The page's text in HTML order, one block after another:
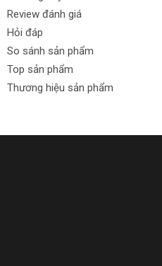
Review đánh giá
Hỏi đáp
So sánh sản phẩm
Top sản phẩm
Thương hiệu sản phẩm